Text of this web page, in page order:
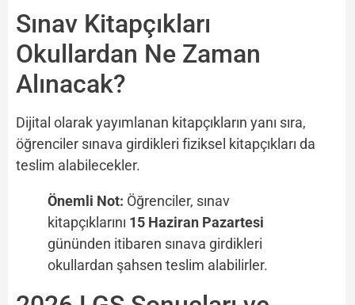
Sınav Kitapçıkları
Okullardan Ne Zaman
Alınacak?
Dijital olarak yayımlanan kitapçıkların yanı sıra,
öğrenciler sınava girdikleri fiziksel kitapçıkları da
teslim alabilecekler.
Önemli Not: Öğrenciler, sınav
kitapçıklarını 15 Haziran Pazartesi
gününden itibaren sınava girdikleri
okullardan şahsen teslim alabilirler.